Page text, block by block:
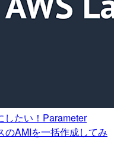
したい！Parameter
のAMIを一括作成してみ